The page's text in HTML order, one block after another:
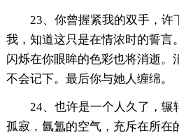
23、你曾握紧我的双手，许
我，知道这只是在情浓时的誓言
闪烁在你眼眸的色彩也将消逝。
不会记下。最后你与她人缠绵。
24、也许是一个人久了，辗
孤寂，氤氲的空气，充斥在所在